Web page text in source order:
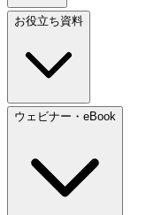
お役立ち資料
ウェビナー・eBook